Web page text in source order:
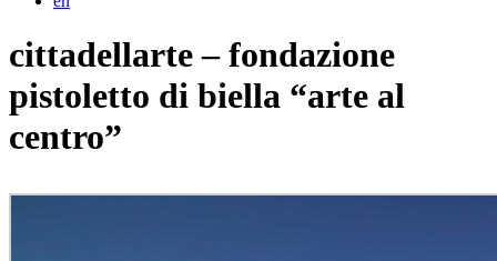
cittadellarte – fondazione
pistoletto di biella “arte al
centro”